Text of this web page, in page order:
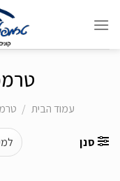
עמוד הבית /
סנן